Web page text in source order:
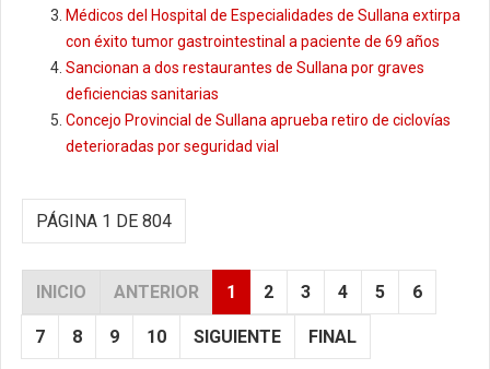
Médicos del Hospital de Especialidades de Sullana extirpa
con éxito tumor gastrointestinal a paciente de 69 años
Sancionan a dos restaurantes de Sullana por graves
deficiencias sanitarias
Concejo Provincial de Sullana aprueba retiro de ciclovías
deterioradas por seguridad vial
PÁGINA 1 DE 804
INICIO ANTERIOR 1 2 3 4 5 6
7 8 9 10 SIGUIENTE FINAL